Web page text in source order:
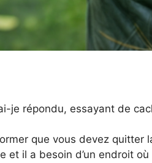
je répondu, essayant de
que vous devez quitter
et il a besoin d’un endroit